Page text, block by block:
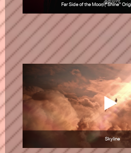
Far Side of the Moon (“Shine”
Skyline